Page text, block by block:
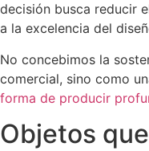
decisión busca reducir
a la excelencia del
No concebimos la
comercial, sino como
forma de producir
Objetos